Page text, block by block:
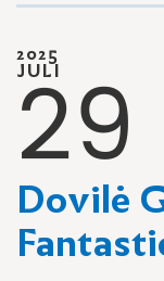
Dovilė
2025
JULI
29